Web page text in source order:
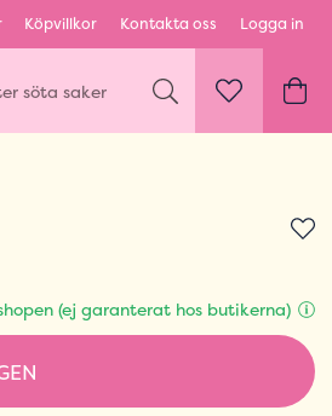
Köpvillkor Kontakta oss Logga in
Karaktärer & fandom
(ej garanterat hos butikerna)